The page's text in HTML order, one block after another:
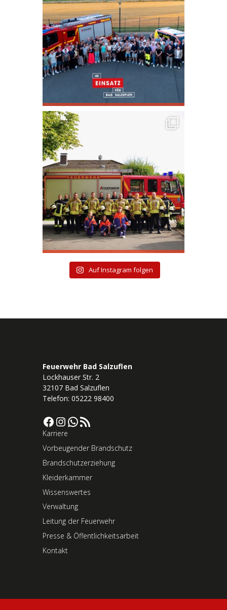
Auf Instagram folgen
Feuerwehr Bad Salzuflen
Lockhauser Str. 2
32107 Bad Salzuflen
Telefon: 05222 98400
Facebook InstagramWhatsApp RSS-Feed
Karriere
Vorbeugender Brandschutz
Brandschutzerziehung
Kleiderkammer
Wissenswertes
Verwaltung
Leitung der Feuerwehr
Presse & Öffentlichkeitsarbeit
Kontakt